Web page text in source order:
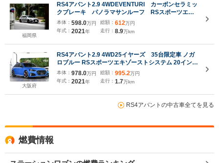
福岡県
RS4アバント2.9 4WDEVENTURI カーボンセラミッ
クブレーキ パノラマサンルーフ RSスポーツエキ
ゾースト カーボンインテリアトリム
本体： 598.0万円
年式： 2021年
総額： 612万円
走行： 8.9万km
大阪府
RS4アバント2.9 4WD25イヤーズ 35台限定車 ノガ
ロブルー RSスポーツエキゾーストシステム 20インチ
5アームフラッグデザイングロスアンスラサイト/ブラ
ックポリッシュ レッドキャリパー カーボンエンジ
ンカバー
本体： 978.0万円
年式： 2021年
総額： 995.2万円
走行： 1.7万km
RS4アバントの中古車全てを見る
燃費情報